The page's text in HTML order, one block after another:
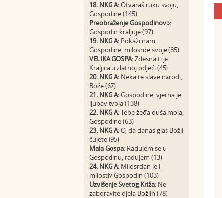
18. NKG A:Otvaraš ruku svoju,
Gospodine (145)
Preobraženje Gospodinovo:
Gospodin kraljuje (97)
19. NKG A: Pokaži nam,
Gospodine, milosrđe svoje (85)
VELIKA GOSPA:Zdesna ti je
Kraljica u zlatnoj odjeći (45)
20. NKG A: Neka te slave narodi,
Bože (67)
21. NKG A:Gospodine, vječna je
ljubav tvoja (138)
22. NKG A:Tebe žeđa duša moja,
Gospodine (63)
23. NKG A:O, da danas glas Božji
čujete (95)
Mala Gospa: Radujem se u
Gospodinu, radujem (13)
24. NKG A: Milosrdan je i
milostiv Gospodin (103)
Uzvišenje Svetog Križa: Ne
zaboravite djela Božjih (78)